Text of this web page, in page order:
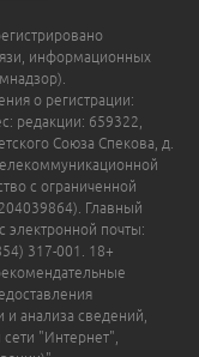
информационных
о регистрации:
редакции: 659322,
Союза Спекова, д.
с ограниченной
Главный
электронной почты:
317-001. 18+
анализа сведений,
"Интернет",